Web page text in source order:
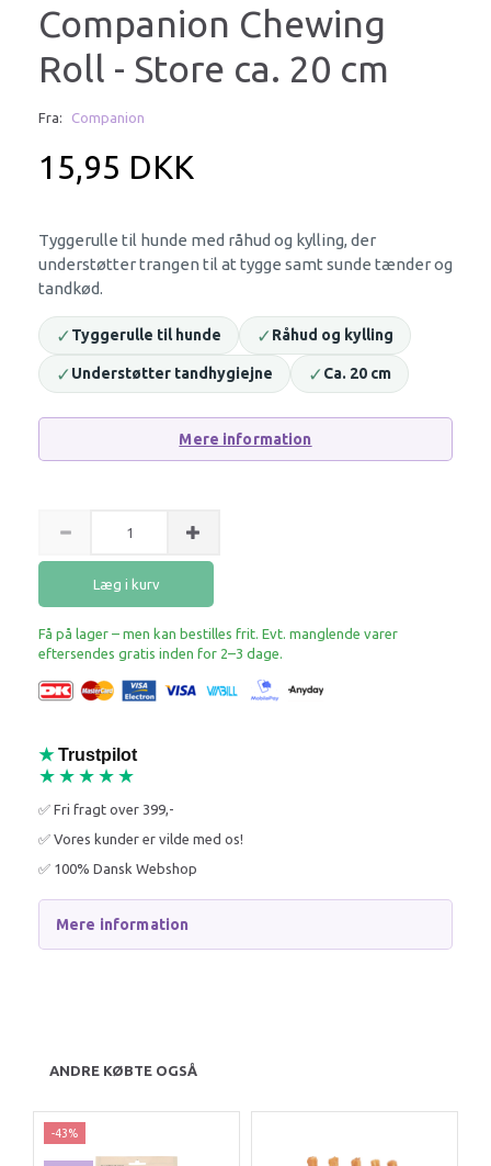
Companion Chewing
Roll - Store ca. 20 cm
Fra: Companion
15,95 DKK
Tyggerulle til hunde med råhud og kylling, der
understøtter trangen til at tygge samt sunde tænder og
tandkød.
✓Tyggerulle til hunde ✓Råhud og kylling
✓Understøtter tandhygiejne ✓Ca. 20 cm
Mere information
Læg i kurv
Få på lager – men kan bestilles frit. Evt. manglende varer
eftersendes gratis inden for 2–3 dage.
★ Trustpilot
★★★★★
✅ Fri fragt over 399,-
✅ Vores kunder er vilde med os!
✅ 100% Dansk Webshop
Mere information
ANDRE KØBTE OGSÅ
-43%